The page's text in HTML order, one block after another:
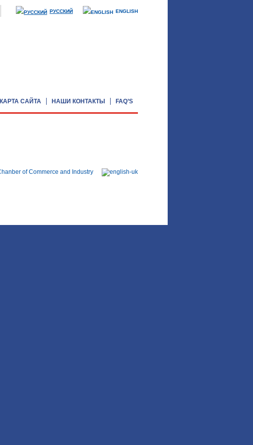
РУССКИЙ ENGLISH
КАРТА САЙТА НАШИ КОНТАКТЫ FAQ’S